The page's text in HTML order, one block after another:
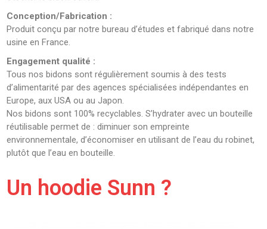
Conception/Fabrication :
Produit conçu par notre bureau d’études et fabriqué dans notre
usine en France.
Engagement qualité :
Tous nos bidons sont régulièrement soumis à des tests
d’alimentarité par des agences spécialisées indépendantes en
Europe, aux USA ou au Japon.
Nos bidons sont 100% recyclables. S’hydrater avec un bouteille
réutilisable permet de : diminuer son empreinte
environnementale, d’économiser en utilisant de l’eau du robinet,
plutôt que l’eau en bouteille.
Un hoodie Sunn ?